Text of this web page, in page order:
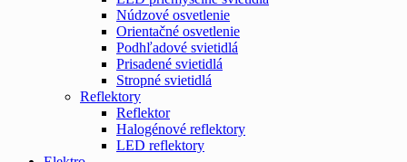
Núdzové osvetlenie
Orientačné osvetlenie
Podhľadové svietidlá
Prisadené svietidlá
Stropné svietidlá
Reflektory
Reflektor
Halogénové reflektory
LED reflektory